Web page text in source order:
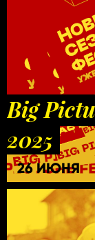
Big
2025
26 ИЮНЯ